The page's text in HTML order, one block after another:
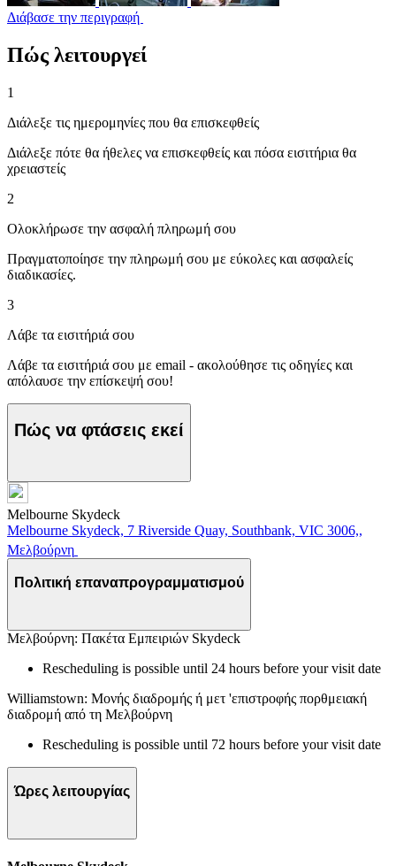
Διάβασε την περιγραφή
Πώς λειτουργεί
1
Διάλεξε τις ημερομηνίες που θα επισκεφθείς
Διάλεξε πότε θα ήθελες να επισκεφθείς και πόσα εισιτήρια θα
χρειαστείς
2
Ολοκλήρωσε την ασφαλή πληρωμή σου
Πραγματοποίησε την πληρωμή σου με εύκολες και ασφαλείς
διαδικασίες.
3
Λάβε τα εισιτήριά σου
Λάβε τα εισιτήριά σου με email - ακολούθησε τις οδηγίες και
απόλαυσε την επίσκεψή σου!
Πώς να φτάσεις εκεί
Melbourne Skydeck
Melbourne Skydeck, 7 Riverside Quay, Southbank, VIC 3006,,
Μελβούρνη
Πολιτική επαναπρογραμματισμού
Μελβούρνη: Πακέτα Εμπειριών Skydeck
Rescheduling is possible until 24 hours before your visit date
Williamstown: Μονής διαδρομής ή μετ 'επιστροφής πορθμειακή
διαδρομή από τη Μελβούρνη
Rescheduling is possible until 72 hours before your visit date
Ώρες λειτουργίας